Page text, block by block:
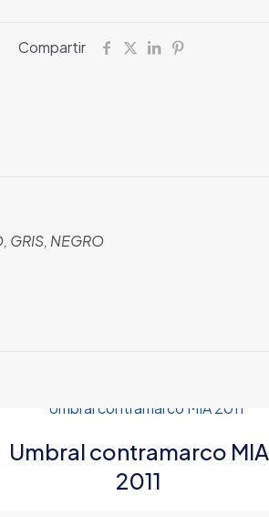
Compartir
GRIS, NEGRO
Umbral contramarco MIA
2011